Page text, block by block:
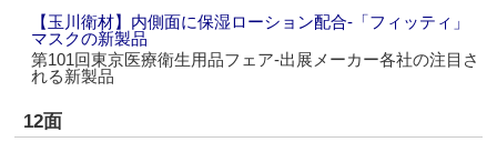
【玉川衛材】内側面に保湿ローション配合‐「フィッティ」
マスクの新製品
第101回東京医療衛生用品フェア‐出展メーカー各社の注目さ
れる新製品
12面